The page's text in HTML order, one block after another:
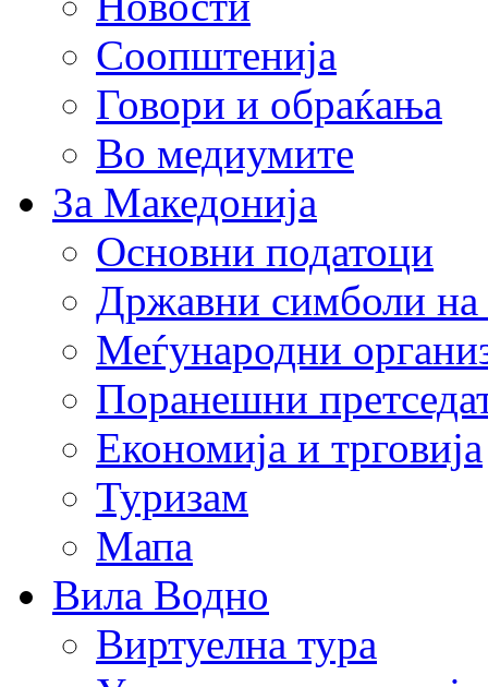
Соопштенија
Говори и обраќања
Во медиумите
За Македонија
Основни податоци
Државни симболи
Меѓународни
Поранешни
Економија и трговија
Туризам
Мапа
Вила Водно
Виртуелна тура